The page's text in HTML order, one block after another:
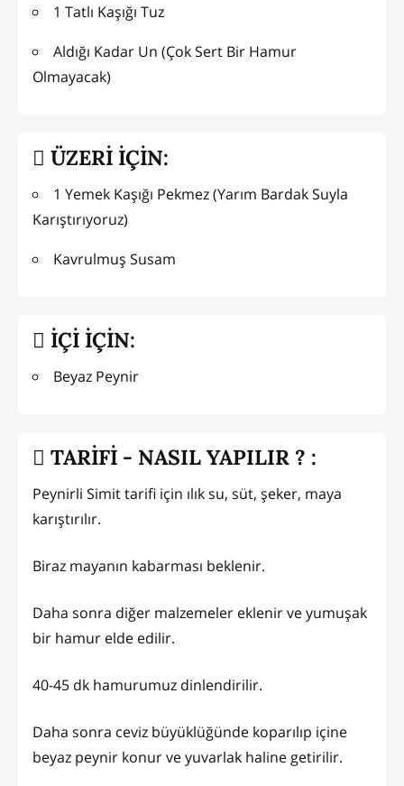
1 Tatlı Kaşığı Tuz
Aldığı Kadar Un (Çok Sert Bir Hamur
Olmayacak)
ÜZERİ İÇİN:
1 Yemek Kaşığı Pekmez (Yarım Bardak Suyla
Karıştırıyoruz)
Kavrulmuş Susam
İÇİ İÇİN:
Beyaz Peynir
TARİFİ - NASIL YAPILIR ? :
Peynirli Simit tarifi için ılık su, süt, şeker, maya
karıştırılır.
Biraz mayanın kabarması beklenir.
Daha sonra diğer malzemeler eklenir ve yumuşak
bir hamur elde edilir.
40-45 dk hamurumuz dinlendirilir.
Daha sonra ceviz büyüklüğünde koparılıp içine
beyaz peynir konur ve yuvarlak haline getirilir.